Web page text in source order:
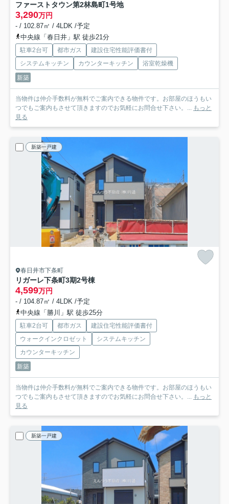
ファーストタウン第2林島町1号地
3,290万円
- / 102.87㎡ / 4LDK /予定
中央線「春日井」駅 徒歩21分
駐車2台可 都市ガス
建設住宅性能評価書付
システムキッチン
カウンターキッチン
浴室乾燥機
新築
当物件は仲介手数料が無料でご案内できる物件です。お部屋のほうもい
つでもご案内もさせて頂きますのでお気軽にお問合せ下さい。... もっと
見る
新築一戸建
春日井市下条町
リガーレ下条町3期2号棟
4,599万円
- / 104.87㎡ / 4LDK /予定
中央線「勝川」駅 徒歩25分
駐車2台可 都市ガス
建設住宅性能評価書付
ウォークインクロゼット
システムキッチン
カウンターキッチン
新築
当物件は仲介手数料が無料でご案内できる物件です。お部屋のほうもい
つでもご案内もさせて頂きますのでお気軽にお問合せ下さい。... もっと
見る
新築一戸建